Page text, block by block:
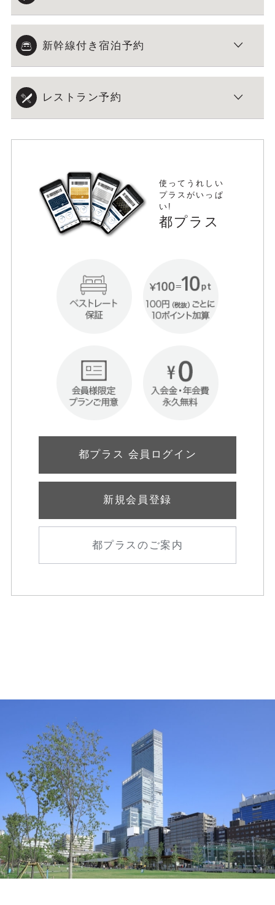
新幹線付き宿泊予約
レストラン予約
使ってうれしい
プラスがいっぱ
い!
都プラス
都プラス 会員ログイン
新規会員登録
都プラスのご案内